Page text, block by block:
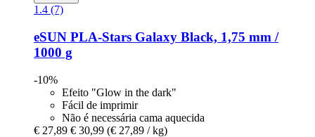
1.4 (7)
eSUN PLA-​Stars Galaxy Black, 1,75 mm /
1000 g
-10%
Efeito "Glow in the dark"
Fácil de imprimir
Não é necessária cama aquecida
€ 27,89 € 30,99 (€ 27,89 / kg)